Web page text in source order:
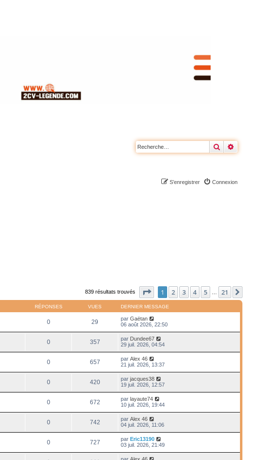
Rechercher
Connexion
S’enregistrer
839 résultats trouvés Page sur21
1 2 3 4 5 21
RÉPONSES VUES DERNIER MESSAGE
0 29 parGaëtan
06 août 2026, 22:50
0 357 par Dundee67
29 juil. 2026, 04:54
0 657 parAlex 46
21 juil. 2026, 13:37
0 420 parjacques38
19 juil. 2026, 12:57
0 672 parlayaute74
10 juil. 2026, 19:44
0 742 parAlex 46
04 juil. 2026, 11:06
0 727 parEric13190
03 juil. 2026, 21:49
parAlex 46